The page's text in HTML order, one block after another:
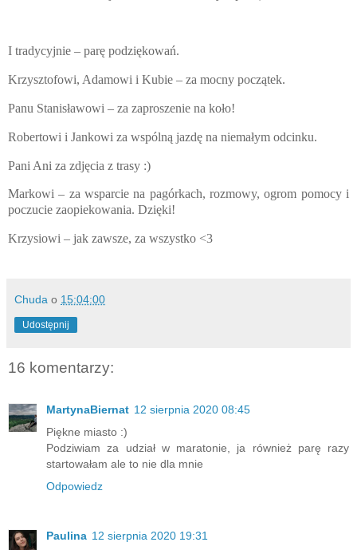
I tradycyjnie – parę podziękowań.
Krzysztofowi, Adamowi i Kubie – za mocny początek.
Panu Stanisławowi – za zaproszenie na koło!
Robertowi i Jankowi za wspólną jazdę na niemałym odcinku.
Pani Ani za zdjęcia z trasy :)
Markowi – za wsparcie na pagórkach, rozmowy, ogrom pomocy i
poczucie zaopiekowania. Dzięki!
Krzysiowi – jak zawsze, za wszystko <3
Chuda o 15:04:00
Udostępnij
16 komentarzy:
MartynaBiernat 12 sierpnia 2020 08:45
Piękne miasto :)
Podziwiam za udział w maratonie, ja również parę razy
startowałam ale to nie dla mnie
Odpowiedz
Paulina 12 sierpnia 2020 19:31